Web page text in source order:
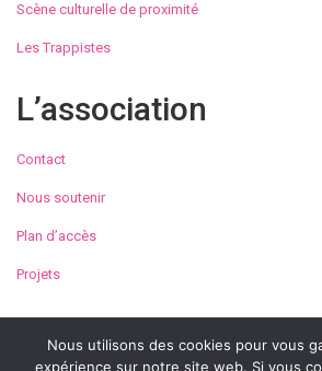
Scène culturelle de proximité
Les Trappistes
L’association
Contact
Nous soutenir
Plan d’accès
Projets
Nous utilisons des cookies pour vous
expérience sur notre site web. Si vous